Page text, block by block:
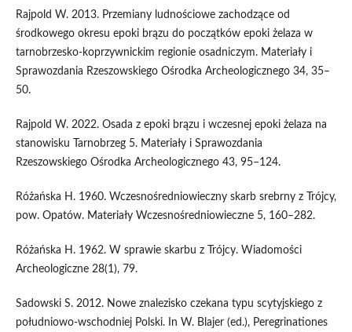
Rajpold W. 2013. Przemiany ludnościowe zachodzące od
środkowego okresu epoki brązu do początków epoki żelaza w
tarnobrzesko-koprzywnickim regionie osadniczym. Materiały i
Sprawozdania Rzeszowskiego Ośrodka Archeologicznego 34, 35–
50.
Rajpold W. 2022. Osada z epoki brązu i wczesnej epoki żelaza na
stanowisku Tarnobrzeg 5. Materiały i Sprawozdania
Rzeszowskiego Ośrodka Archeologicznego 43, 95–124.
Różańska H. 1960. Wczesnośredniowieczny skarb srebrny z Trójcy,
pow. Opatów. Materiały Wczesnośredniowieczne 5, 160–282.
Różańska H. 1962. W sprawie skarbu z Trójcy. Wiadomości
Archeologiczne 28(1), 79.
Sadowski S. 2012. Nowe znalezisko czekana typu scytyjskiego z
południowo-wschodniej Polski. In W. Blajer (ed.), Peregrinationes